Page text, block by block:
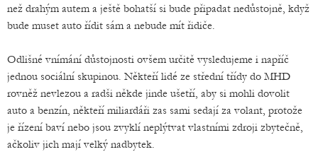
než drahým autem a ještě bohatší si bude připadat nedůstojně, když
bude muset auto řídit sám a nebude mít řidiče.
Odlišné vnímání důstojnosti ovšem určitě vysledujeme i napříč
jednou sociální skupinou. Někteří lidé ze střední třídy do MHD
rovněž nevlezou a radši někde jinde ušetří, aby si mohli dovolit
auto a benzín, někteří miliardáři zas sami sedají za volant, protože
je řízení baví nebo jsou zvyklí neplýtvat vlastními zdroji zbytečně,
ačkoliv jich mají velký nadbytek.